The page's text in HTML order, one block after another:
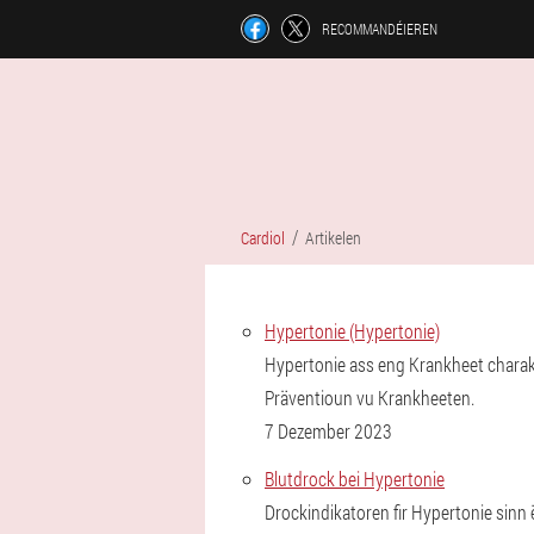
RECOMMANDÉIEREN
Cardiol Artikelen
Hypertonie (Hypertonie)
Hypertonie ass eng Krankheet
Präventioun vu Krankheeten.
7 Dezember 2023
Blutdrock bei Hypertonie
Drockindikatoren fir Hypertonie sinn